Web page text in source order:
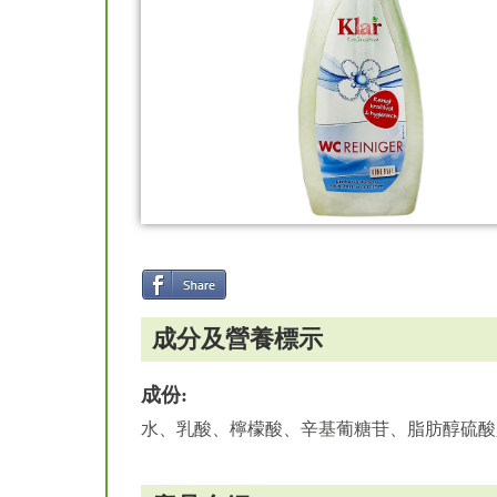
成分及營養標示
成份:
水、乳酸、檸檬酸、辛基葡糖苷、脂肪醇硫酸